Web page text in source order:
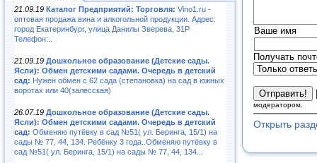
21.09.19 Каталог Предприятий: Торговля: Vino1.ru -
оптовая продажа вина и алкогольной продукции. Адрес:
город Екатеринбург, улица Данилы Зверева, 31Р
Телефон:..
21.09.19 Дошкольное образование (Детские сады.
Ясли): Обмен детскими садами. Очередь в детский
сад: Нужен обмен с 62 сада (степановка) на сад в южных
воротах или 40(залесская)
26.07.19 Дошкольное образование (Детские сады.
Ясли): Обмен детскими садами. Очередь в детский
сад: Обменяю путёвку в сад №51( ул. Беринга, 15/1) на
сады № 77, 44, 134. Ребёнку 3 года..Обменяю путёвку в
сад №51( ул. Беринга, 15/1) на сады № 77, 44, 134...
Ваше имя
Получать
модератором.
Открыть